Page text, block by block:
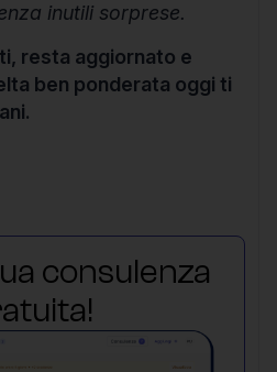
inutili sorprese.
resta aggiornato e
ben ponderata oggi ti
consulenza